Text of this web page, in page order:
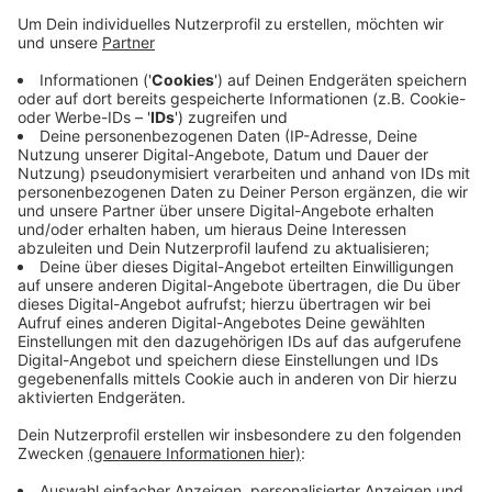
„Es ist ein tolles Ergebnis, dass die Bauarbeiten
vorhandenen Angebot auf Lichtscheid.“ Vor allem
nachhaltige Gründungsideen sollen in dem neuen
Zentrum umgesetzt werden. Es entsteht auf dem
Gelände des früheren Poco-Möbelmarkts und in
dem historischen Fabrikgebäude davor. Laut
Volmerig würde es trotz der Corona-Krise noch
zahlreiche Gründer in der Stadt geben.
Veröffentlicht:Montag, 13.07.2020 06:09
Anzeige